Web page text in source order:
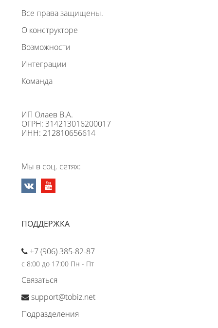
Все права защищены.
О конструкторе
Возможности
Интеграции
Команда
ИП Олаев В.А.
ОГРН: 314213016200017
ИНН: 212810656614
Мы в соц. сетях:
ПОДДЕРЖКА
+7 (906) 385-82-87
с 8:00 до 17:00 Пн - Пт
Связаться
support@tobiz.net
Подразделения